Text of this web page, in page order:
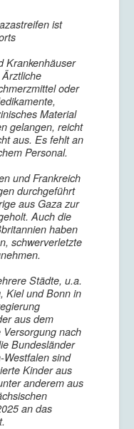
ist
Krankenhäuser
oder
Material
gelangen, reicht
aus. Es fehlt an
Personal.
und Frankreich
durchgeführt
aus Gaza zur
Auch die
haben
schwerverletzte
Städte, u.a.
Kiel und Bonn in
aus dem
nach
Bundesländer
Westfalen sind
Kinder aus
anderem aus
an das